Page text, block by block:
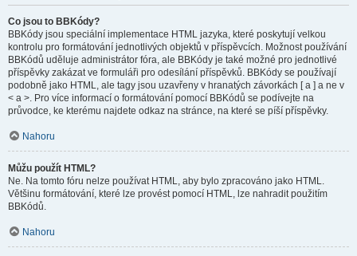
Co jsou to BBKódy?
BBKódy jsou speciální implementace HTML jazyka, které poskytují velkou
kontrolu pro formátování jednotlivých objektů v příspěvcích. Možnost používání
BBKódů uděluje administrátor fóra, ale BBKódy je také možné pro jednotlivé
příspěvky zakázat ve formuláři pro odesílání příspěvků. BBKódy se používají
podobně jako HTML, ale tagy jsou uzavřeny v hranatých závorkách [ a ] a ne v
< a >. Pro více informací o formátování pomocí BBKódů se podívejte na
průvodce, ke kterému najdete odkaz na stránce, na které se píší příspěvky.
Nahoru
Můžu použít HTML?
Ne. Na tomto fóru nelze používat HTML, aby bylo zpracováno jako HTML.
Většinu formátování, které lze provést pomocí HTML, lze nahradit použitím
BBKódů.
Nahoru